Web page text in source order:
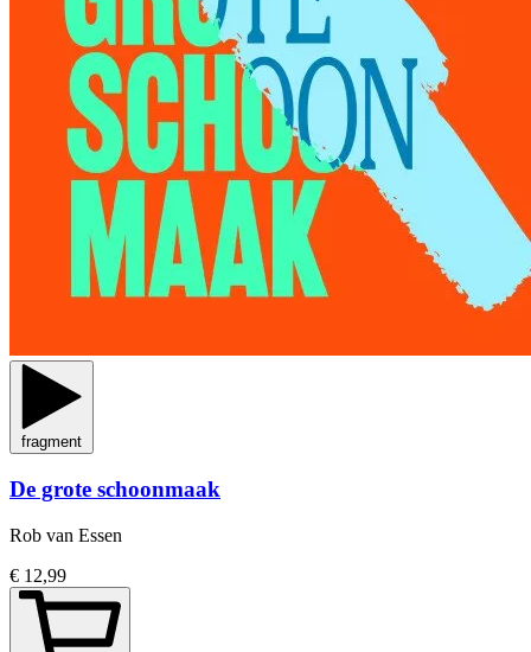
fragment
De grote schoonmaak
Rob van Essen
€ 12,99